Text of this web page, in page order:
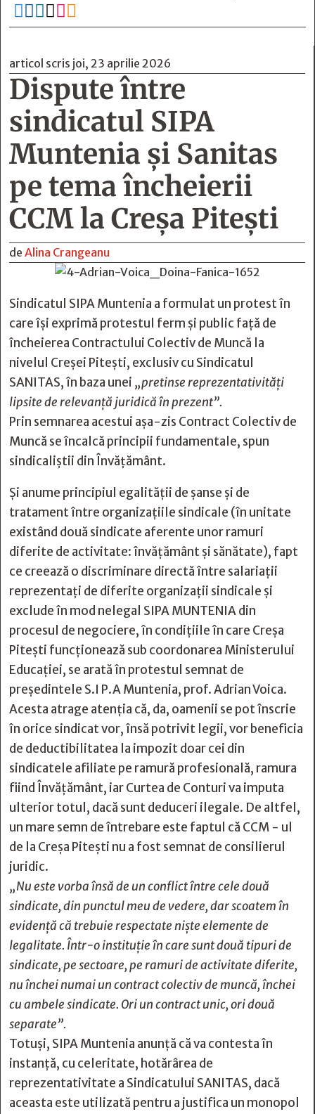
     
articol scris joi, 23 aprilie 2026
Dispute între
sindicatul SIPA
Muntenia şi Sanitas
pe tema încheierii
CCM la Creşa Piteşti
de Alina Crangeanu
Sindicatul SIPA Muntenia a formulat un protest în
care își exprimă protestul ferm și public față de
încheierea Contractului Colectiv de Muncă la
nivelul Creșei Pitești, exclusiv cu Sindicatul
SANITAS, în baza unei „pretinse reprezentativități
lipsite de relevanță juridică în prezent”.
Prin semnarea acestui așa-zis Contract Colectiv de
Muncă se încalcă principii fundamentale, spun
sindicaliștii din Învățământ.
Și anume principiul egalității de șanse și de
tratament între organizațiile sindicale (în unitate
existând două sindicate aferente unor ramuri
diferite de activitate: învățământ și sănătate), fapt
ce creează o discriminare directă între salariații
reprezentați de diferite organizații sindicale și
exclude în mod nelegal SIPA MUNTENIA din
procesul de negociere, în condițiile în care Creșa
Pitești funcționează sub coordonarea Ministerului
Educației, se arată în protestul semnat de
președintele S.I P.A Muntenia, prof. Adrian Voica.
Acesta atrage atenția că, da, oamenii se pot înscrie
în orice sindicat vor, însă potrivit legii, vor beneficia
de deductibilitatea la impozit doar cei din
sindicatele afiliate pe ramură profesională, ramura
fiind Învățământ, iar Curtea de Conturi va imputa
ulterior totul, dacă sunt deduceri ilegale. De altfel,
un mare semn de întrebare este faptul că CCM - ul
de la Creșa Pitești nu a fost semnat de consilierul
juridic.
„Nu este vorba însă de un conflict între cele două
sindicate, din punctul meu de vedere, dar scoatem în
evidență că trebuie respectate niște elemente de
legalitate. Într-o instituție în care sunt două tipuri de
sindicate, pe sectoare, pe ramuri de activitate diferite,
nu închei numai un contract colectiv de muncă, închei
cu ambele sindicate. Ori un contract unic, ori două
separate”.
Totuși, SIPA Muntenia anunță că va contesta în
instanță, cu celeritate, hotărârea de
reprezentativitate a Sindicatului SANITAS, dacă
aceasta este utilizată pentru a justifica un monopol